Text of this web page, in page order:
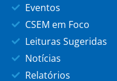
Eventos
CSEM em Foco
Leituras Sugeridas
Notícias
Relatórios